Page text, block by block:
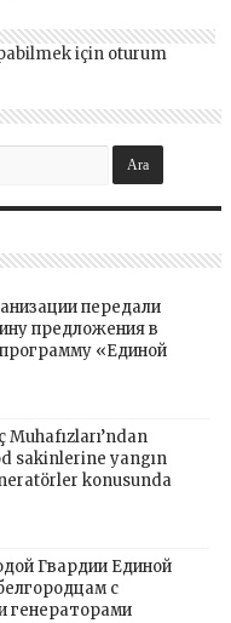
için oturum
передали
предложения в
«Единой
Muhafızları’ndan
sakinlerine yangın
konusunda
Гвардии Единой
с
генераторами